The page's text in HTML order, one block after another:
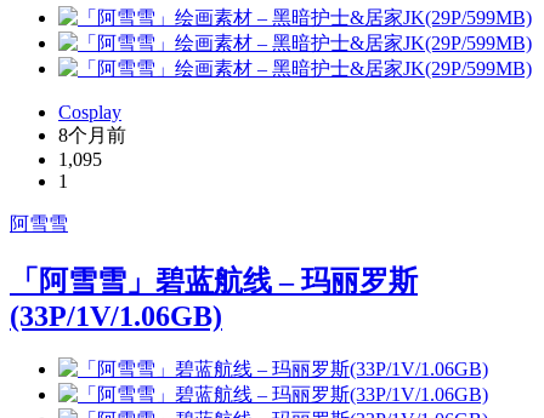
Cosplay
8个月前
1,095
1
阿雪雪
「阿雪雪」碧蓝航线 – 玛丽罗斯
(33P/1V/1.06GB)